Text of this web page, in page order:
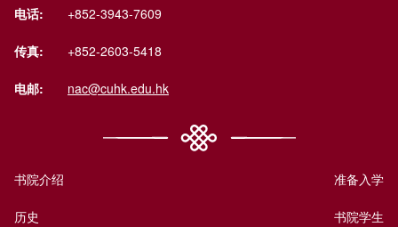
电话: +852-3943-7609
传真: +852-2603-5418
电邮: nac@cuhk.edu.hk
书院介绍
历史
准备入学
书院学生